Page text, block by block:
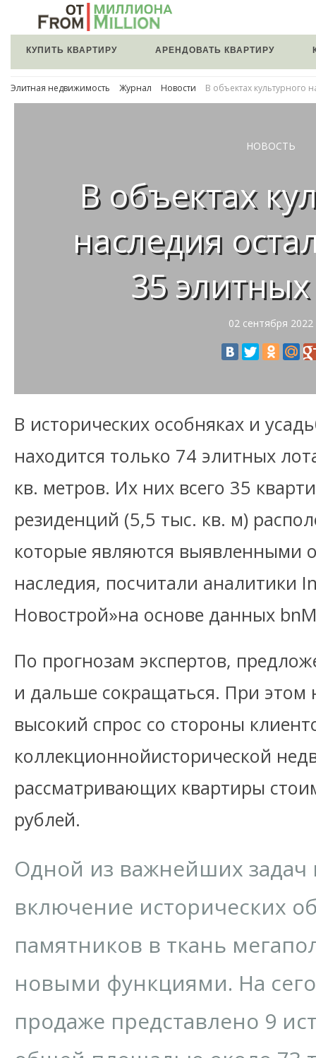
КУПИТЬ КВАРТИРУ АРЕНДОВАТЬ КВАРТИРУ
Элитная недвижимость Журнал Новости В объектах культурного
НОВОСТЬ
В объектах
наследия
35
02 сентября 2022
В исторических особняках и
находится только 74 элитных
кв. метров. Их них всего 35
резиденций (5,5 тыс. кв. м)
которые являются выявленными
наследия, посчитали аналитики
Новострой»на основе данных
По прогнозам экспертов,
и дальше сокращаться. При этом
высокий спрос со стороны
коллекционнойисторической
рассматривающих квартиры
рублей.
Одной из важнейших задач
включение исторических
памятников в ткань
новыми функциями. На
продаже представлено 9